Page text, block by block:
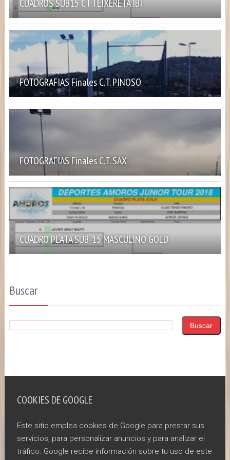
CUADROS SUB15 CT TEIXERETA IBI
FOTOGRAFIAS Finales C.T. PINOSO
FOTOGRAFIAS Finales C.T. SAX
CUADRO PLATA SUB-15 MASCULINO GOLD
Buscar
COOKIES DE GOOGLE
Este sitio emplea cookies de Google para prestar sus
servicios, para personalizar anuncios y para analizar el
tráfico. Google recibe información sobre tu uso de este